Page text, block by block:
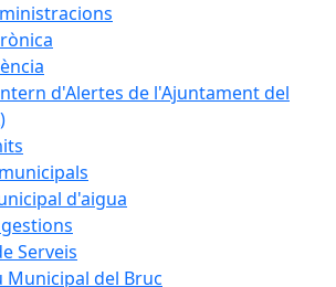
d'Alertes de l'Ajuntament del
d'aigua
Serveis
Municipal del Bruc